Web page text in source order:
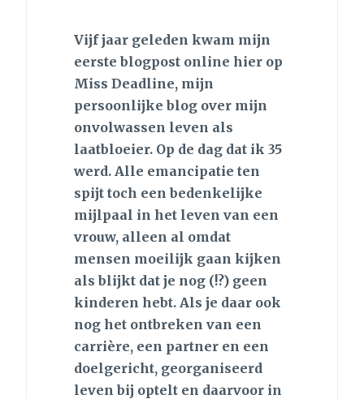
Vijf jaar geleden kwam mijn
eerste blogpost online hier op
Miss Deadline, mijn
persoonlijke blog over mijn
onvolwassen leven als
laatbloeier. Op de dag dat ik 35
werd. Alle emancipatie ten
spijt toch een bedenkelijke
mijlpaal in het leven van een
vrouw, alleen al omdat
mensen moeilijk gaan kijken
als blijkt dat je nog (!?) geen
kinderen hebt. Als je daar ook
nog het ontbreken van een
carrière, een partner en een
doelgericht, georganiseerd
leven bij optelt en daarvoor in